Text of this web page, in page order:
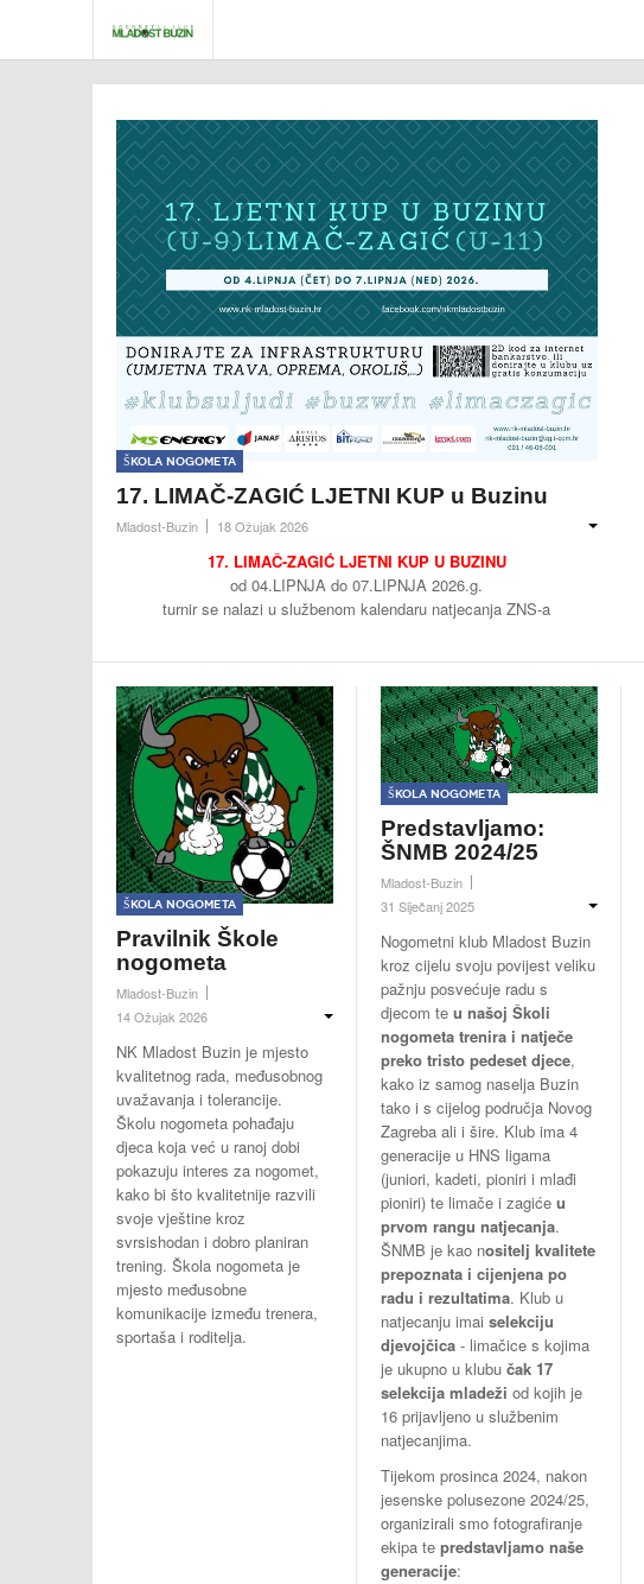
Škola nogometa
17. LIMAČ-ZAGIĆ LJETNI KUP u Buzinu
Mladost-Buzin 18 Ožujak 2026
17. LIMAČ-ZAGIĆ LJETNI KUP U BUZINU
od 04.LIPNJA do 07.LIPNJA 2026.g.
turnir se nalazi u službenom kalendaru natjecanja ZNS-a
Škola nogometa
Pravilnik Škole
nogometa
Mladost-Buzin
14 Ožujak 2026
NK Mladost Buzin je mjesto
kvalitetnog rada, međusobnog
uvažavanja i tolerancije.
Školu nogometa pohađaju
djeca koja već u ranoj dobi
pokazuju interes za nogomet,
kako bi što kvalitetnije razvili
svoje vještine kroz
svrsishodan i dobro planiran
trening. Škola nogometa je
mjesto međusobne
komunikacije između trenera,
sportaša i roditelja.
Škola nogometa
Predstavljamo:
ŠNMB 2024/25
Mladost-Buzin
31 Siječanj 2025
Nogometni klub Mladost Buzin
kroz cijelu svoju povijest veliku
pažnju posvećuje radu s
djecom te u našoj Školi
nogometa trenira i natječe
preko tristo pedeset djece,
kako iz samog naselja Buzin
tako i s cijelog područja Novog
Zagreba ali i šire. Klub ima 4
generacije u HNS ligama
(juniori, kadeti, pioniri i mlađi
pioniri) te limače i zagićeu
prvom rangu natjecanja.
ŠNMB je kao nositelj kvalitete
prepoznata i cijenjena po
radu i rezultatima. Klub u
natjecanju imai selekciju
djevojčica- limačice s kojima
je ukupno u klubu čak 17
selekcija mladeži od kojih je
16 prijavljeno u službenim
natjecanjima.
Tijekom prosinca 2024, nakon
jesenske polusezone 2024/25,
organizirali smo fotografiranje
ekipa te predstavljamo naše
generacije: